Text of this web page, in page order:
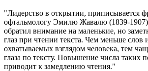
"Лидерство в открытии, приписывается
офтальмологу Эмилю Жавалю (1839-
обратил внимание на маленькие, но
глаз при чтении текста. Чем меньше слов
охватываемых взглядом человека, тем
глаза по тексту. Повышение числа таких
приводит к замедлению чтения."